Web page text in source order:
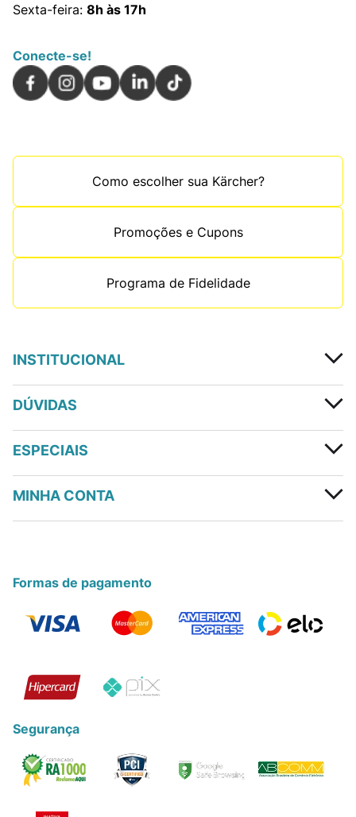
Sexta-feira: 8h às 17h
Conecte-se!
Como escolher sua Kärcher?
Promoções e Cupons
Programa de Fidelidade
INSTITUCIONAL
DÚVIDAS
ESPECIAIS
MINHA CONTA
Formas de pagamento
Segurança